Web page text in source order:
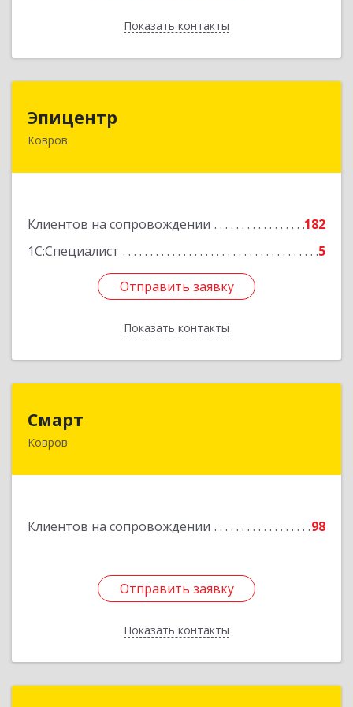
Показать контакты
Назад
Эпицентр
Ковров
Клиентов на сопровождении
182
1С:Специалист
5
Отправить заявку
Показать контакты
601900, Владимирская обл, Ковров г, Барсукова
Отправить заявку
Назад
Смарт
Ковров
Клиентов на сопровождении 98
Отправить заявку
Показать контакты
601900, Владимирская обл, Ковров г, Труда ул,
Отправить заявку
Назад